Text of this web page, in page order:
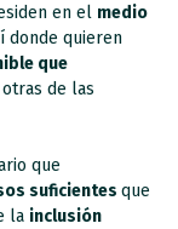
en el medio
donde quieren
que
de las
que
suficientesque
la inclusión